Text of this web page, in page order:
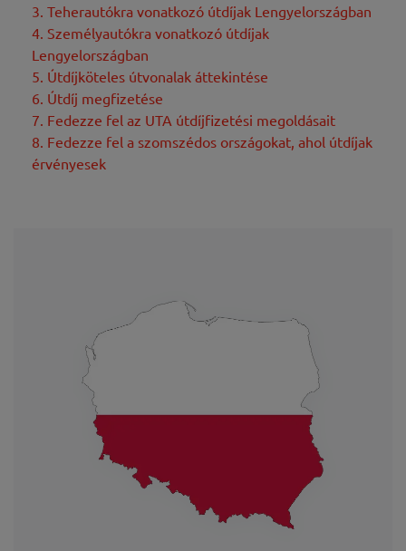
3. Teherautókra vonatkozó útdíjak Lengyelországban
4. Személyautókra vonatkozó útdíjak
Lengyelországban
5. Útdíjköteles útvonalak áttekintése
6. Útdíj megfizetése
7. Fedezze fel az UTA útdíjfizetési megoldásait
8. Fedezze fel a szomszédos országokat, ahol útdíjak
érvényesek